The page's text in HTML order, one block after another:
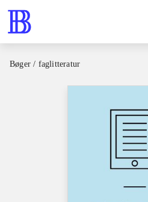
Bøger / faglitteratur